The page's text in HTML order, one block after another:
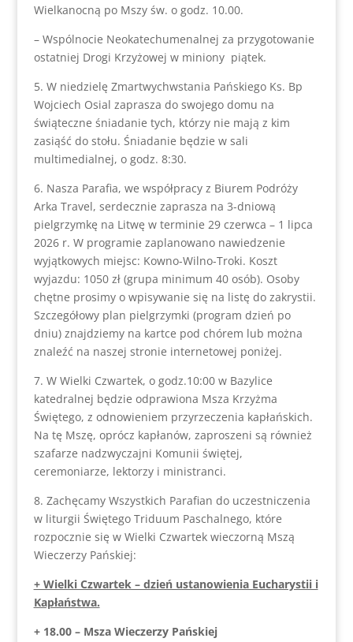
Wielkanocną po Mszy św. o godz. 10.00.
– Wspólnocie Neokatechumenalnej za przygotowanie
ostatniej Drogi Krzyżowej w miniony piątek.
5. W niedzielę Zmartwychwstania Pańskiego Ks. Bp
Wojciech Osial zaprasza do swojego domu na
świąteczne śniadanie tych, którzy nie mają z kim
zasiąść do stołu. Śniadanie będzie w sali
multimedialnej, o godz. 8:30.
6. Nasza Parafia, we współpracy z Biurem Podróży
Arka Travel, serdecznie zaprasza na 3-dniową
pielgrzymkę na Litwę w terminie 29 czerwca – 1 lipca
2026 r. W programie zaplanowano nawiedzenie
wyjątkowych miejsc: Kowno-Wilno-Troki. Koszt
wyjazdu: 1050 zł (grupa minimum 40 osób). Osoby
chętne prosimy o wpisywanie się na listę do zakrystii.
Szczegółowy plan pielgrzymki (program dzień po
dniu) znajdziemy na kartce pod chórem lub można
znaleźć na naszej stronie internetowej poniżej.
7. W Wielki Czwartek, o godz.10:00 w Bazylice
katedralnej będzie odprawiona Msza Krzyżma
Świętego, z odnowieniem przyrzeczenia kapłańskich.
Na tę Mszę, oprócz kapłanów, zaproszeni są również
szafarze nadzwyczajni Komunii świętej,
ceremoniarze, lektorzy i ministranci.
8. Zachęcamy Wszystkich Parafian do uczestniczenia
w liturgii Świętego Triduum Paschalnego, które
rozpocznie się w Wielki Czwartek wieczorną Mszą
Wieczerzy Pańskiej:
+ Wielki Czwartek – dzień ustanowienia Eucharystii i
Kapłaństwa.
+ 18.00 – Msza Wieczerzy Pańskiej